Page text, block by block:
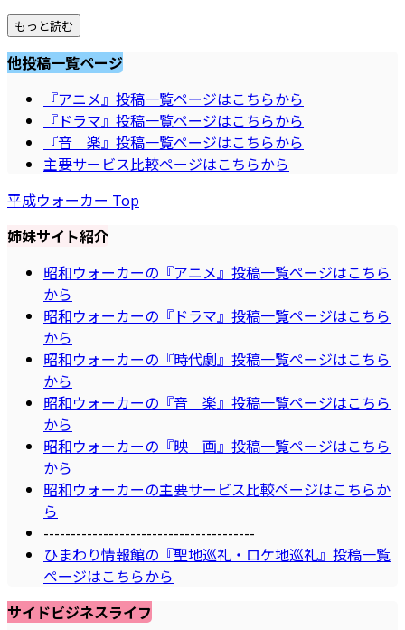
もっと読む
他投稿一覧ページ
『アニメ』投稿一覧ページはこちらから
『ドラマ』投稿一覧ページはこちらから
『音 楽』投稿一覧ページはこちらから
主要サービス比較ページはこちらから
平成ウォーカー Top
姉妹サイト紹介
昭和ウォーカーの『アニメ』投稿一覧ページはこちら
から
昭和ウォーカーの『ドラマ』投稿一覧ページはこちら
から
昭和ウォーカーの『時代劇』投稿一覧ページはこちら
から
昭和ウォーカーの『音 楽』投稿一覧ページはこちら
から
昭和ウォーカーの『映 画』投稿一覧ページはこちら
から
昭和ウォーカーの主要サービス比較ページはこちらか
ら
---------------------------------------
ひまわり情報館の『聖地巡礼・ロケ地巡礼』投稿一覧
ページはこちらから
サイドビジネスライフ